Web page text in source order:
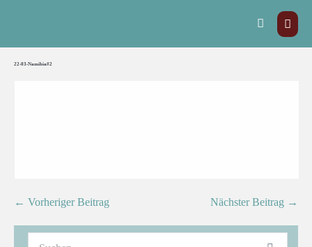
22-03-Namibia#2
← Vorheriger Beitrag Nächster Beitrag →